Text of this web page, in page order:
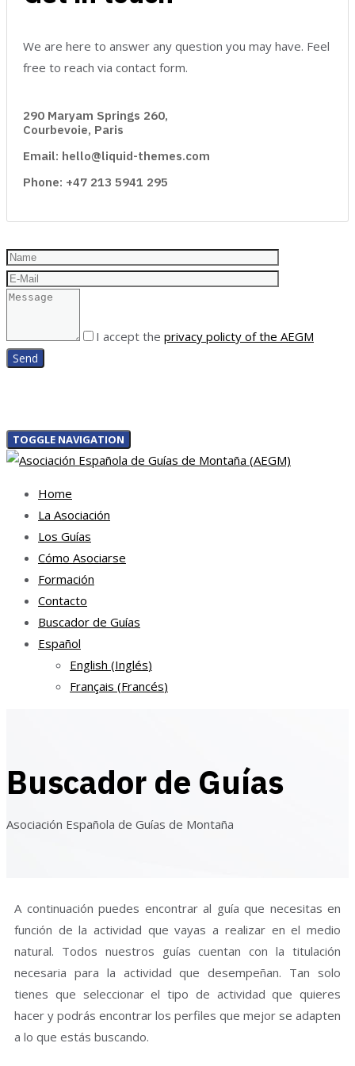
We are here to answer any question you may have. Feel
free to reach via contact form.
290 Maryam Springs 260,
Courbevoie, Paris
Email: hello@liquid-themes.com
Phone: +47 213 5941 295
I accept the privacy policty of the AEGM
TOGGLE NAVIGATION
Home
La Asociación
Los Guías
Cómo Asociarse
Formación
Contacto
Buscador de Guías
Español
English (Inglés)
Français (Francés)
Buscador de Guías
Asociación Española de Guías de Montaña
A continuación puedes encontrar al guía que necesitas en
función de la actividad que vayas a realizar en el medio
natural. Todos nuestros guías cuentan con la titulación
necesaria para la actividad que desempeñan. Tan solo
tienes que seleccionar el tipo de actividad que quieres
hacer y podrás encontrar los perfiles que mejor se adapten
a lo que estás buscando.